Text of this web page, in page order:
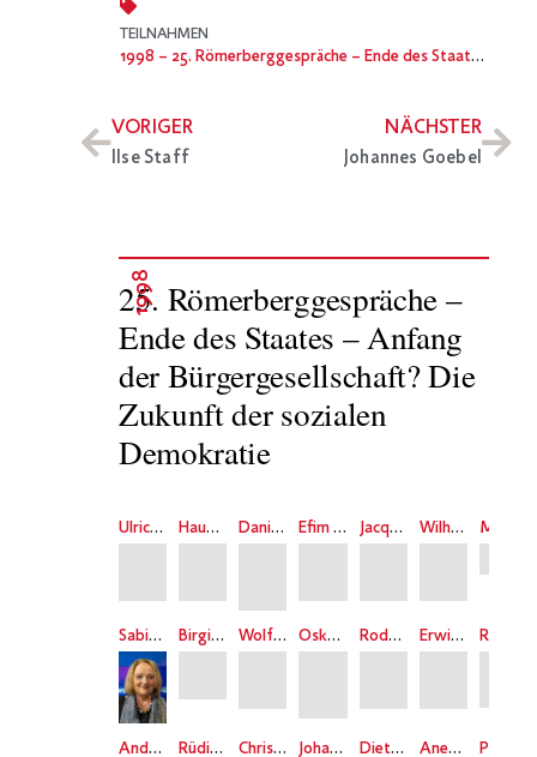
TEILNAHMEN
1998 – 25. Römerberggespräche – Ende des Staates – Anfang der Bürgergesellschaft? Die Zukunft der sozialen Demokratie
VORIGER
Ilse Staff
NÄCHSTER
Johannes Goebel
1998
25. Römerberggespräche –
Ende des Staates – Anfang
der Bürgergesellschaft? Die
Zukunft der sozialen
Demokratie
Ulrich Beck Hauke Brunkhorst Daniel Cohn-Bendit Efim Etkind Jacques-Pierre Gougeon Wilhelm Hankel
Sabine Leutheusser-Schnarrenberger Birgit Mahnkopf Wolfgang Mommsen Oskar Negt Roderich Reifenrath Erwin K. Scheuch
Andrzej Szczypiorski Rüdiger Altmann Christoph Clermont Johannes Goebel Dieter Grimm Anetta Kahane